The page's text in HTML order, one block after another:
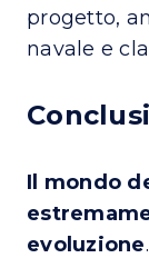
progetto,
navale e
Il mondo
evoluzione